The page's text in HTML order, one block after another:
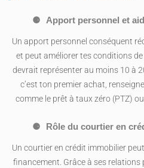
Apport personnel et
Un apport personnel conséquent
et peut améliorer tes conditions
devrait représenter au moins 10 à
c’est ton premier achat,
comme le prêt à taux zéro (PTZ)
Rôle du courtier en
Un courtier en crédit immobilier
financement. Grâce à ses relations